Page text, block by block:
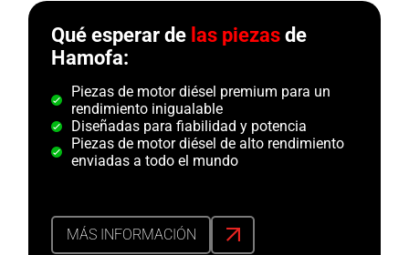
Qué esperar de las piezasde
Hamofa:
Piezas de motor diésel premium para un
rendimiento inigualable
Diseñadas para fiabilidad y potencia
Piezas de motor diésel de alto rendimiento
enviadas a todo el mundo
MÁS INFORMACIÓN